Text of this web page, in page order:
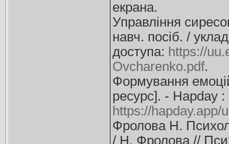
екрана.
Управління
навч. посіб. /
доступа: https://
Ovcharenko.pdf.
Формування
ресурс]. - Нapday :
https://hapday.app/
Фролова Н.
/ Н. Фролова //